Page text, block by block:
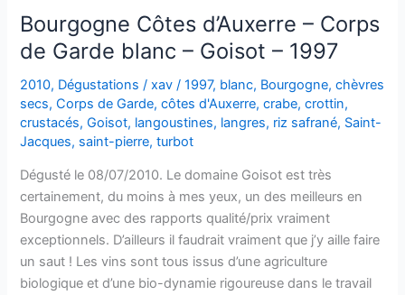
Bourgogne Côtes d’Auxerre – Corps
de Garde blanc – Goisot – 1997
2010, Dégustations /xav/1997, blanc, Bourgogne,chèvres
secs,Corps de Garde,côtes d'Auxerre,crabe,crottin,
crustacés,Goisot, langoustines, langres, riz safrané, Saint-
Jacques, saint-pierre,turbot
Dégusté le 08/07/2010. Le domaine Goisot est très
certainement, du moins à mes yeux, un des meilleurs en
Bourgogne avec des rapports qualité/prix vraiment
exceptionnels. D’ailleurs il faudrait vraiment que j’y aille faire
un saut ! Les vins sont tous issus d’une agriculture
biologique et d’une bio-dynamie rigoureuse dans le travail